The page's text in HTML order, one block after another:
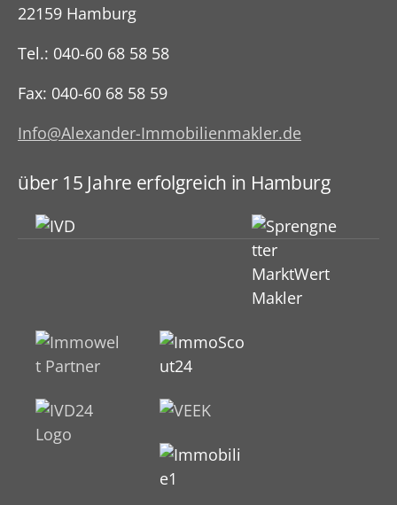
22159 Hamburg
Tel.: 040-60 68 58 58
Fax: 040-60 68 58 59
Info@Alexander-Immobilienmakler.de
über 15 Jahre erfolgreich in Hamburg